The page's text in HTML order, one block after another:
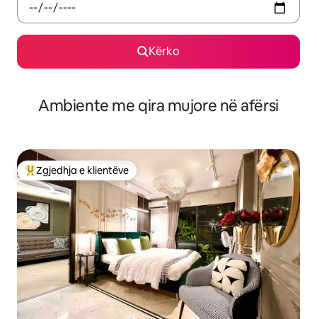
Kërko
Ambiente me qira mujore në afërsi
Më të mirat e zgjedhjeve të klientëve
Zgjedhja e klientëve